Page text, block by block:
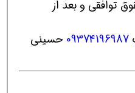
توافقی و بعد از
09374196987 حسینی